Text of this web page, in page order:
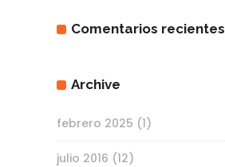
Comentarios recientes
Archive
febrero 2025 (1)
julio 2016 (12)